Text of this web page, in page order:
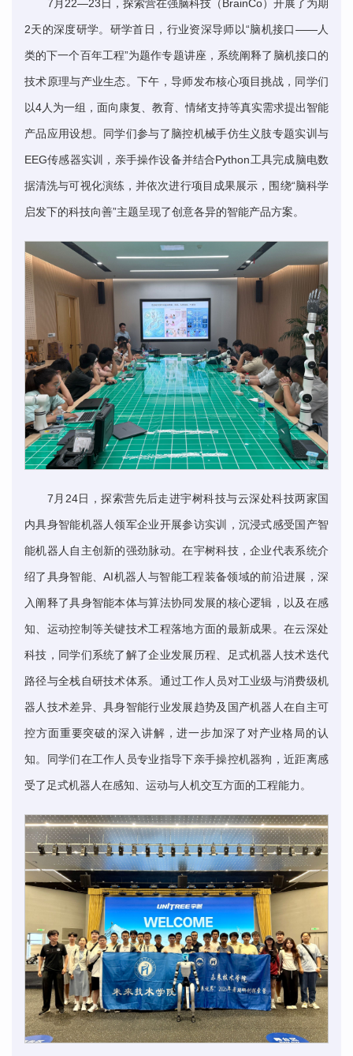
7月22—23日，探索营在强脑科技（BrainCo）开展了为期
2天的深度研学。研学首日，行业资深导师以“脑机接口——人
类的下一个百年工程”为题作专题讲座，系统阐释了脑机接口的
技术原理与产业生态。下午，导师发布核心项目挑战，同学们
以4人为一组，面向康复、教育、情绪支持等真实需求提出智能
产品应用设想。同学们参与了脑控机械手仿生义肢专题实训与
EEG传感器实训，亲手操作设备并结合Python工具完成脑电数
据清洗与可视化演练，并依次进行项目成果展示，围绕“脑科学
启发下的科技向善”主题呈现了创意各异的智能产品方案。
7月24日，探索营先后走进宇树科技与云深处科技两家国
内具身智能机器人领军企业开展参访实训，沉浸式感受国产智
能机器人自主创新的强劲脉动。在宇树科技，企业代表系统介
绍了具身智能、AI机器人与智能工程装备领域的前沿进展，深
入阐释了具身智能本体与算法协同发展的核心逻辑，以及在感
知、运动控制等关键技术工程落地方面的最新成果。在云深处
科技，同学们系统了解了企业发展历程、足式机器人技术迭代
路径与全栈自研技术体系。通过工作人员对工业级与消费级机
器人技术差异、具身智能行业发展趋势及国产机器人在自主可
控方面重要突破的深入讲解，进一步加深了对产业格局的认
知。同学们在工作人员专业指导下亲手操控机器狗，近距离感
受了足式机器人在感知、运动与人机交互方面的工程能力。